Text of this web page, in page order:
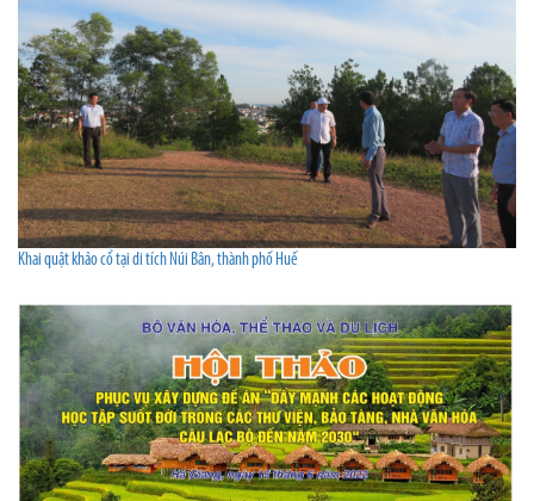
Khai quật khảo cổ tại di tích Núi Bân, thành phố Huế